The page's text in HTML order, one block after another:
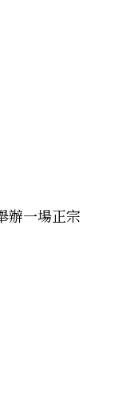
辦一場正宗